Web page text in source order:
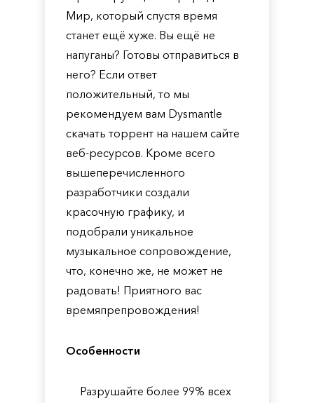
Мир, который спустя время
станет ещё хуже. Вы ещё не
напуганы? Готовы отправиться в
него? Если ответ
положительный, то мы
рекомендуем вам Dysmantle
скачать торрент на нашем сайте
веб-ресурсов. Кроме всего
вышеперечисленного
разработчики создали
красочную графику, и
подобрали уникальное
музыкальное сопровождение,
что, конечно же, не может не
радовать! Приятного вас
времяпрепровождения!
Особенности
Разрушайте более 99% всех